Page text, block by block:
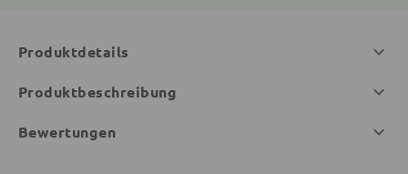
Produktdetails
Produktbeschreibung
Bewertungen